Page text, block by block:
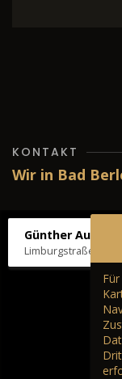
KONTAKT
Wir in Bad
Günther Autos
Limburgstraße 39,